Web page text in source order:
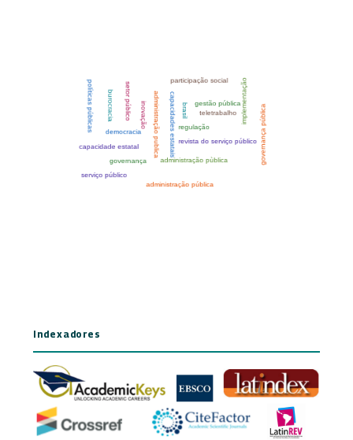
Indexadores